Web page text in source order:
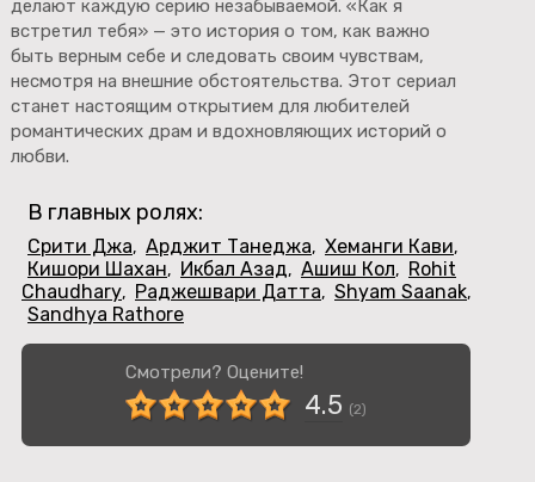
делают каждую серию незабываемой. «Как я
встретил тебя» — это история о том, как важно
быть верным себе и следовать своим чувствам,
несмотря на внешние обстоятельства. Этот сериал
станет настоящим открытием для любителей
романтических драм и вдохновляющих историй о
любви.
В главных ролях:
Срити Джа, Арджит Танеджа, Хеманги Кави,
Кишори Шахан, Икбал Азад, Ашиш Кол, Rohit
Chaudhary, Раджешвари Датта, Shyam Saanak,
Sandhya Rathore
Смотрели? Оцените!
4.5 (2)